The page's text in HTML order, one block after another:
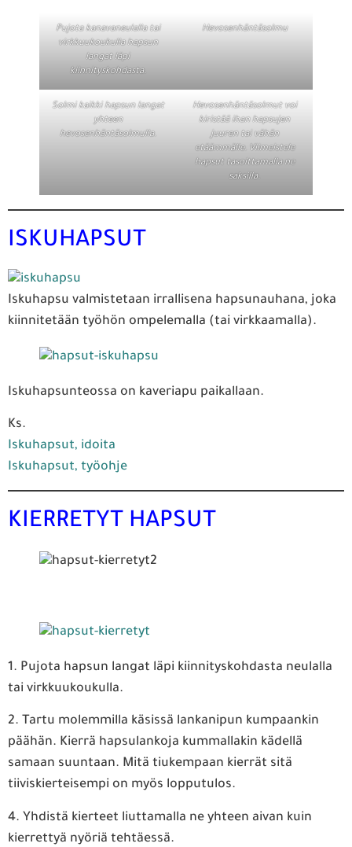
Pujota kanavaneulalla tai
virkkuukoukulla hapsun
langat läpi
kiinnityskohdasta.
Hevosenhäntäsolmu
Solmi kaikki hapsun langat
yhteen
hevosenhäntäsolmulla.
Hevosenhäntäsolmut voi
kiristää ihan hapsujen
juuren tai vähän
etäämmälle. Viimeistele
hapsut tasoittamalla ne
saksilla.
ISKUHAPSUT
Iskuhapsu valmistetaan irrallisena hapsunauhana, joka
kiinnitetään työhön ompelemalla (tai virkkaamalla).
Iskuhapsunteossa on kaveriapu paikallaan.
Ks.
Iskuhapsut, idoita
Iskuhapsut, työohje
KIERRETYT HAPSUT
1. Pujota hapsun langat läpi kiinnityskohdasta neulalla
tai virkkuukoukulla.
2. Tartu molemmilla käsissä lankanipun kumpaankin
päähän. Kierrä hapsulankoja kummallakin kädellä
samaan suuntaan. Mitä tiukempaan kierrät sitä
tiiviskierteisempi on myös lopputulos.
4. Yhdistä kierteet liuttamalla ne yhteen aivan kuin
kierrettyä nyöriä tehtäessä.